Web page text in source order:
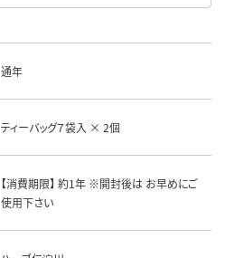
通年
ティーバッグ７袋入 × 2個
【消費期限】 約1年 ※開封後は お早めにご
使用下さい